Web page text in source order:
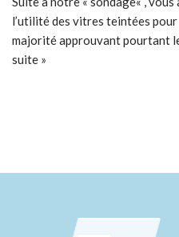
l’utilité des vitres teintées
majorité approuvant pourtant
suite »